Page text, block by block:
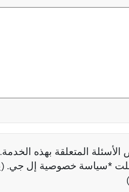
المتعلقة بهذه
*سياسة خصوصية إل جي.